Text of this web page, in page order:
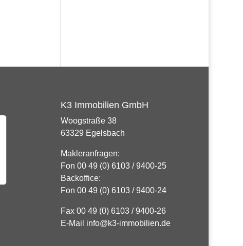
K3 Immobilien GmbH
Woogstraße 38
63329 Egelsbach
Makleranfragen:
Fon 00 49 (0) 6103 / 9400-25
Backoffice:
Fon 00 49 (0) 6103 / 9400-24
Fax 00 49 (0) 6103 / 9400-26
E-Mail info@k3-immobilien.de